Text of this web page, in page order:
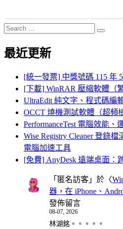
Search
for:
Search
最近更新
[統一發票] 中獎號碼 115 年
[下載] WinRAR 壓縮軟體（
UltraEdit 純文字、程式碼編
OCCT 燒機測試軟體（超頻
PerformanceTest 電腦效能
Wise Registry Cleaner 登錄
電腦加速工具
[免費] AnyDesk 遠端桌面：
「 匿名訪客 」於〈
器，在 iPhone、
發佈留言
08-07, 2026
林湖銘。。。。。